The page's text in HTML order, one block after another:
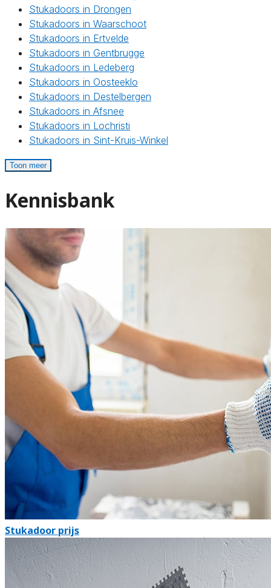
Stukadoors in Drongen
Stukadoors in Waarschoot
Stukadoors in Ertvelde
Stukadoors in Gentbrugge
Stukadoors in Ledeberg
Stukadoors in Oosteeklo
Stukadoors in Destelbergen
Stukadoors in Afsnee
Stukadoors in Lochristi
Stukadoors in Sint-Kruis-Winkel
Toon meer
Kennisbank
Stukadoor prijs